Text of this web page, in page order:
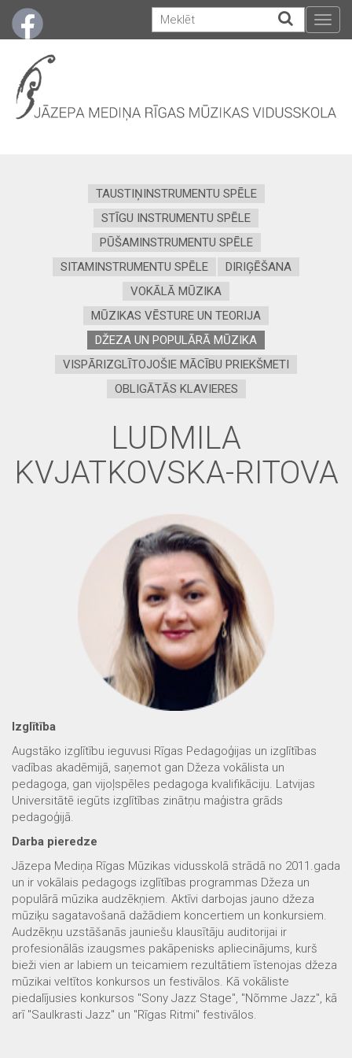
TAUSTIŅINSTRUMENTU SPĒLE
STĪGU INSTRUMENTU SPĒLE
PŪŠAMINSTRUMENTU SPĒLE
SITAMINSTRUMENTU SPĒLE
DIRIĢĒŠANA
VOKĀLĀ MŪZIKA
MŪZIKAS VĒSTURE UN TEORIJA
DŽEZA UN POPULĀRĀ MŪZIKA
VISPĀRIZGLĪTOJOŠIE MĀCĪBU PRIEKŠMETI
OBLIGĀTĀS KLAVIERES
LUDMILA
KVJATKOVSKA-RITOVA
Izglītība
Augstāko izglītību ieguvusi Rīgas Pedagoģijas un izglītības
vadības akadēmijā, saņemot gan Džeza vokālista un
pedagoga, gan vijoļspēles pedagoga kvalifikāciju. Latvijas
Universitātē iegūts izglītības zinātņu maģistra grāds
pedagoģijā.
Darba pieredze
Jāzepa Mediņa Rīgas Mūzikas vidusskolā strādā no 2011.gada
un ir vokālais pedagogs izglītības programmas Džeza un
populārā mūzika audzēkņiem. Aktīvi darbojas jauno džeza
mūziķu sagatavošanā dažādiem koncertiem un konkursiem.
Audzēkņu uzstāšanās jauniešu klausītāju auditorijai ir
profesionālās izaugsmes pakāpenisks apliecinājums, kurš
bieži vien ar labiem un teicamiem rezultātiem īstenojas džeza
mūzikai veltītos konkursos un festivālos. Kā vokāliste
piedalījusies konkursos "Sony Jazz Stage", "Nõmme Jazz", kā
arī "Saulkrasti Jazz" un "Rīgas Ritmi" festivālos.